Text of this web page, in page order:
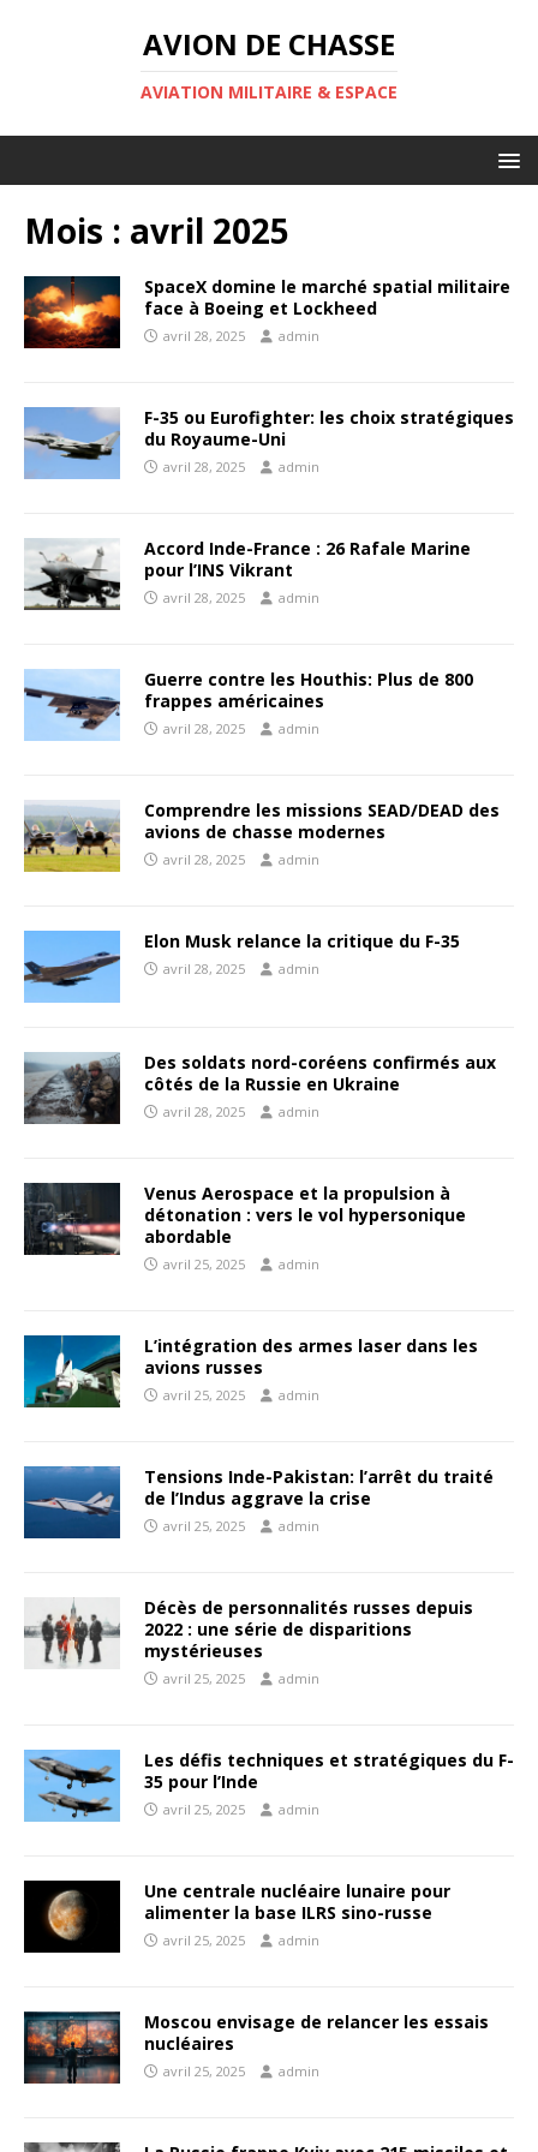
AVION DE CHASSE
AVIATION MILITAIRE & ESPACE
Mois : avril 2025
SpaceX domine le marché spatial militaire
face à Boeing et Lockheed
avril 28, 2025 admin
F-35 ou Eurofighter: les choix stratégiques
du Royaume-Uni
avril 28, 2025 admin
Accord Inde-France : 26 Rafale Marine
pour l’INS Vikrant
avril 28, 2025 admin
Guerre contre les Houthis: Plus de 800
frappes américaines
avril 28, 2025 admin
Comprendre les missions SEAD/DEAD des
avions de chasse modernes
avril 28, 2025 admin
Elon Musk relance la critique du F-35
avril 28, 2025 admin
Des soldats nord-coréens confirmés aux
côtés de la Russie en Ukraine
avril 28, 2025 admin
Venus Aerospace et la propulsion à
détonation : vers le vol hypersonique
abordable
avril 25, 2025 admin
L’intégration des armes laser dans les
avions russes
avril 25, 2025 admin
Tensions Inde-Pakistan: l’arrêt du traité
de l’Indus aggrave la crise
avril 25, 2025 admin
Décès de personnalités russes depuis
2022 : une série de disparitions
mystérieuses
avril 25, 2025 admin
Les défis techniques et stratégiques du F-
35 pour l’Inde
avril 25, 2025 admin
Une centrale nucléaire lunaire pour
alimenter la base ILRS sino-russe
avril 25, 2025 admin
Moscou envisage de relancer les essais
nucléaires
avril 25, 2025 admin